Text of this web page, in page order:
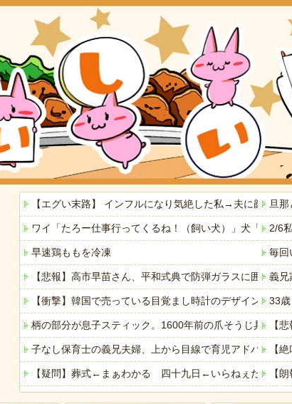
【エグい末路】 インフルになり気絶した私→夫に顔を
ワイ「たろー仕事行ってくるね！（飼い犬）」犬「…？
早速鶏ももを冷凍
【悲報】高市早苗さん、平和式典で防弾ガラスに囲われ
【衝撃】韓国で売っている目覚まし時計のデザインが悪
柄の部分が息子スティック。1600年前の爪そうじ具をイ
子なし保育士の義兄夫婦、上から目線で育児アドバイス
【疑問】葬式←まぁわかる 四十九日←いらねぇだろ
旦
2/6
毎回
義兄
33
【
【
【